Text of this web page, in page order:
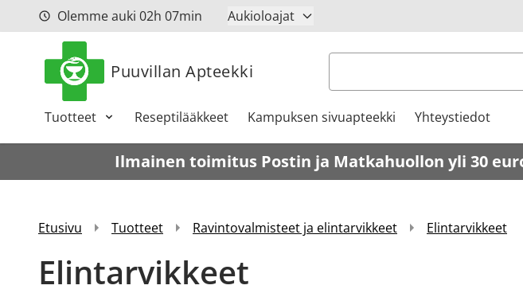
Siirry sisältöönOlemme auki 02h 07min Aukioloajat
Puuvillan Apteekki Haku
Tuotteet Reseptilääkkeet Kampuksen sivuapteekki Yhteystiedot
Ilmainen toimitus Postin ja Matkahuollon yli 30
Etusivu Tuotteet Ravintovalmisteet ja elintarvikkeet Elintarvikkeet
Elintarvikkeet